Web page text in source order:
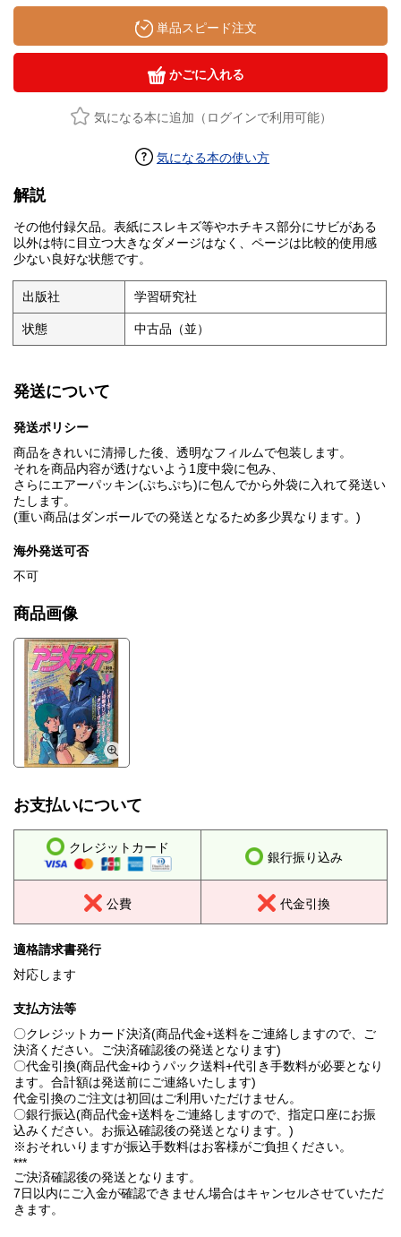
単品スピード注文
かごに入れる
気になる本に追加（ログインで利用可能）
気になる本の使い方
解説
その他付録欠品。表紙にスレキズ等やホチキス部分にサビがある
以外は特に目立つ大きなダメージはなく、ページは比較的使用感
少ない良好な状態です。
出版社 学習研究社
状態 中古品（並）
発送について
発送ポリシー
商品をきれいに清掃した後、透明なフィルムで包装します。
それを商品内容が透けないよう1度中袋に包み、
さらにエアーパッキン(ぷちぷち)に包んでから外袋に入れて発送い
たします。
(重い商品はダンボールでの発送となるため多少異なります。)
海外発送可否
不可
商品画像
お支払いについて
クレジットカード
銀行振り込み
公費 代金引換
適格請求書発行
対応します
支払方法等
〇クレジットカード決済(商品代金+送料をご連絡しますので、ご
決済ください。ご決済確認後の発送となります)
〇代金引換(商品代金+ゆうパック送料+代引き手数料が必要となり
ます。合計額は発送前にご連絡いたします)
代金引換のご注文は初回はご利用いただけません。
〇銀行振込(商品代金+送料をご連絡しますので、指定口座にお振
込みください。お振込確認後の発送となります。)
※おそれいりますが振込手数料はお客様がご負担ください。
***
ご決済確認後の発送となります。
7日以内にご入金が確認できません場合はキャンセルさせていただ
きます。